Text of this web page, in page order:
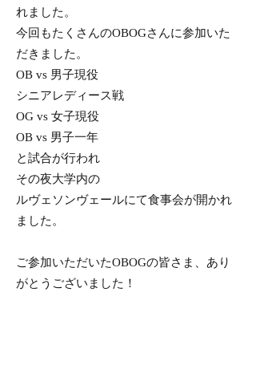
れました。
今回もたくさんのOBOGさんに参加いた
だきました。
OB vs 男子現役
シニアレディース戦
OG vs 女子現役
OB vs 男子一年
と試合が行われ
その夜大学内の
ルヴェソンヴェールにて食事会が開かれ
ました。
ご参加いただいたOBOGの皆さま、あり
がとうございました！